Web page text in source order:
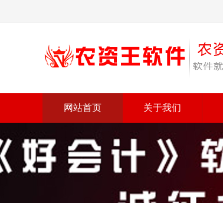
网站首页 关于我们